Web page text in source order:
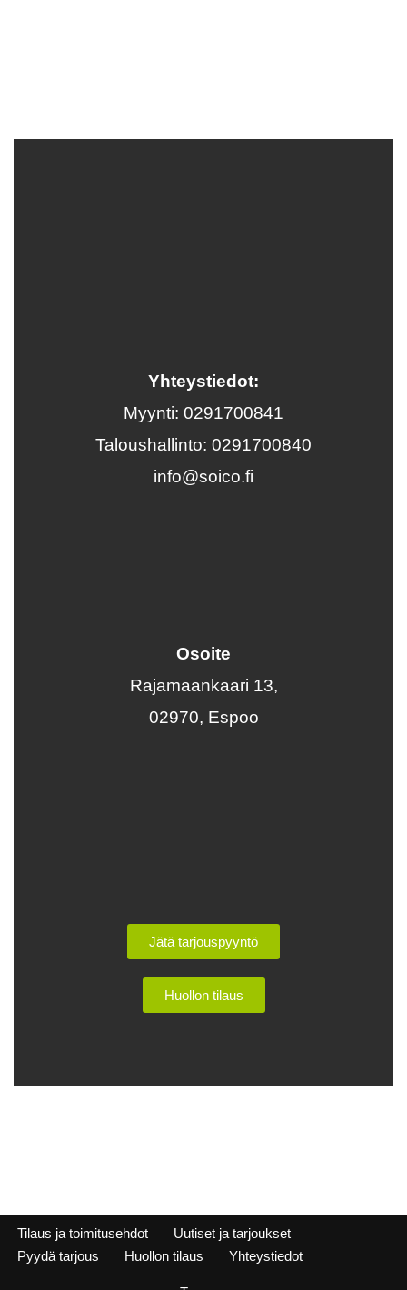
Yhteystiedot:
Myynti: 0291700841
Taloushallinto: 0291700840
info@soico.fi
Osoite
Rajamaankaari 13,
02970, Espoo
Jätä tarjouspyyntö
Huollon tilaus
Tilaus ja toimitusehdot
Uutiset ja tarjoukset
Pyydä tarjous
Huollon tilaus Yhteystiedot